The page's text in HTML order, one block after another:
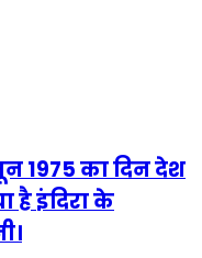
1975 का दिन देश
है इंदिरा के